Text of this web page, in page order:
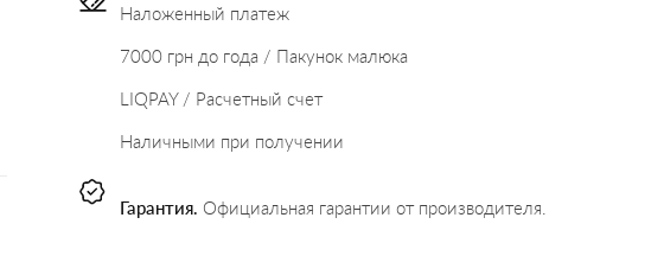
Наложенный платеж
7000 грн до года / Пакунок малюка
LIQPAY / Расчетный счет
Наличными при получении
Гарантия. Официальная гарантии от производителя.